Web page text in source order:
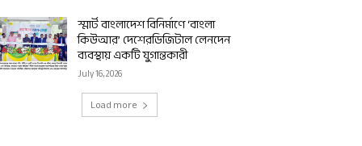
স্মার্ট বাংলাদেশ বিনির্মাণে ‘বাংলা
কিউআর’ দেশেরডিজিটাল লেনদেন
ব্যবস্থায় একটি যুগান্তকারী
July 16, 2026
Load more